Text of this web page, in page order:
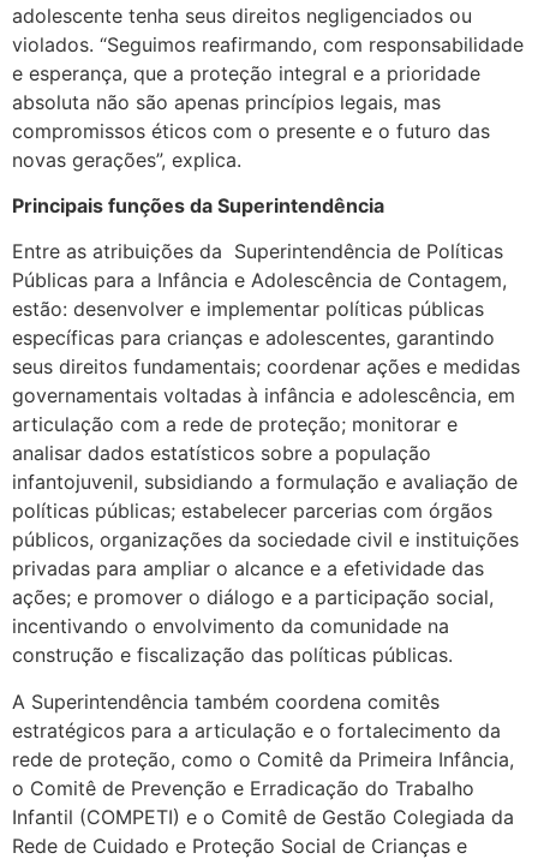
adolescente tenha seus direitos negligenciados ou
violados. “Seguimos reafirmando, com responsabilidade
e esperança, que a proteção integral e a prioridade
absoluta não são apenas princípios legais, mas
compromissos éticos com o presente e o futuro das
novas gerações”, explica.
Principais funções da Superintendência
Entre as atribuições da Superintendência de Políticas
Públicas para a Infância e Adolescência de Contagem,
estão: desenvolver e implementar políticas públicas
específicas para crianças e adolescentes, garantindo
seus direitos fundamentais; coordenar ações e medidas
governamentais voltadas à infância e adolescência, em
articulação com a rede de proteção; monitorar e
analisar dados estatísticos sobre a população
infantojuvenil, subsidiando a formulação e avaliação de
políticas públicas; estabelecer parcerias com órgãos
públicos, organizações da sociedade civil e instituições
privadas para ampliar o alcance e a efetividade das
ações; e promover o diálogo e a participação social,
incentivando o envolvimento da comunidade na
construção e fiscalização das políticas públicas.
A Superintendência também coordena comitês
estratégicos para a articulação e o fortalecimento da
rede de proteção, como o Comitê da Primeira Infância,
o Comitê de Prevenção e Erradicação do Trabalho
Infantil (COMPETI) e o Comitê de Gestão Colegiada da
Rede de Cuidado e Proteção Social de Crianças e